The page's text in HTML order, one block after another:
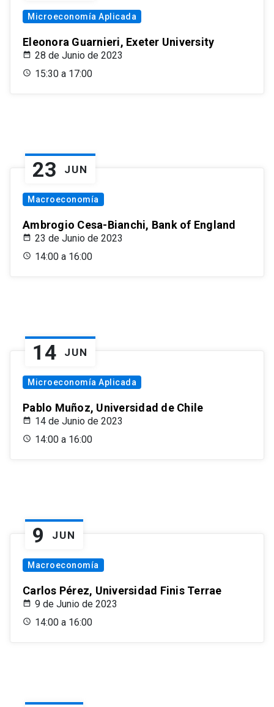
Microeconomía Aplicada
Eleonora Guarnieri, Exeter University
28 de Junio de 2023
15:30 a 17:00
23 JUN
Macroeconomía
Ambrogio Cesa-Bianchi, Bank of England
23 de Junio de 2023
14:00 a 16:00
14 JUN
Microeconomía Aplicada
Pablo Muñoz, Universidad de Chile
14 de Junio de 2023
14:00 a 16:00
9 JUN
Macroeconomía
Carlos Pérez, Universidad Finis Terrae
9 de Junio de 2023
14:00 a 16:00